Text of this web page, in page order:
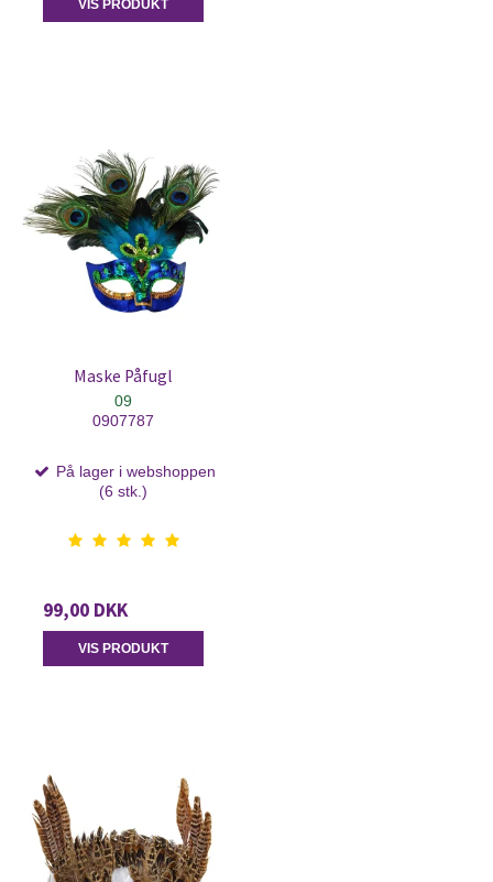
VIS PRODUKT
Maske Påfugl
09
0907787
På lager i webshoppen
(6 stk.)
99,00 DKK
VIS PRODUKT